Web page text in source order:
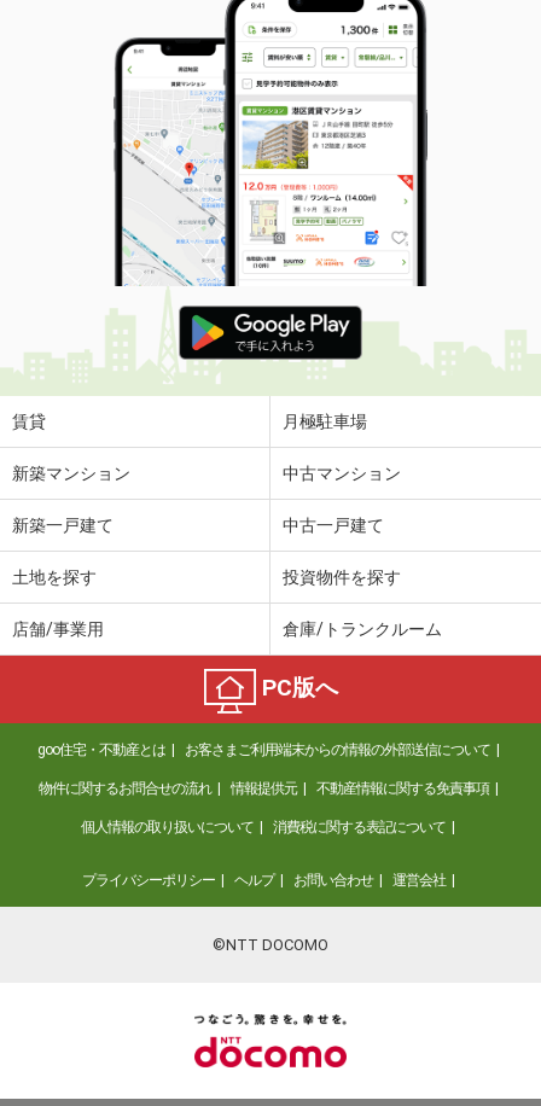
賃貸 月極駐車場
新築マンション 中古マンション
新築一戸建て 中古一戸建て
土地を探す 投資物件を探す
店舗/事業用 倉庫/トランクルーム
PC版へ
goo住宅・不動産とは お客さまご利用端末からの情報の外部送信について
物件に関するお問合せの流れ 情報提供元 不動産情報に関する免責事項
個人情報の取り扱いについて 消費税に関する表記について
プライバシーポリシー ヘルプ お問い合わせ 運営会社
©NTT DOCOMO